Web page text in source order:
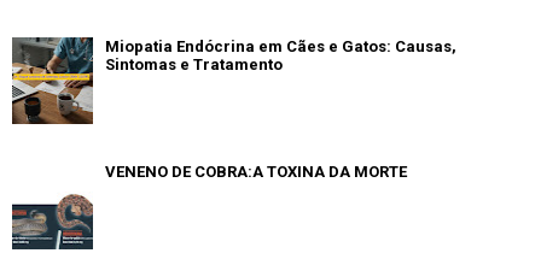
Miopatia Endócrina em Cães e Gatos: Causas,
Sintomas e Tratamento
VENENO DE COBRA:A TOXINA DA MORTE